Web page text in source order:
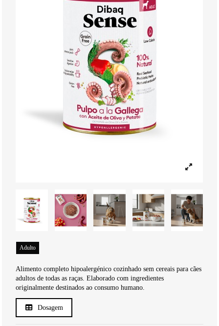
Adulto
Alimento completo hipoalergénico cozinhado sem cereais para cães
adultos de todas as raças. Elaborado com ingredientes
originalmente destinados ao consumo humano.
Dosagem